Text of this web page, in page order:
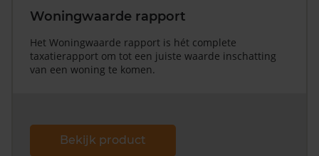
Woningwaarde rapport
Het Woningwaarde rapport is hét complete
taxatierapport om tot een juiste waarde inschatting
van een woning te komen.
Bekijk product